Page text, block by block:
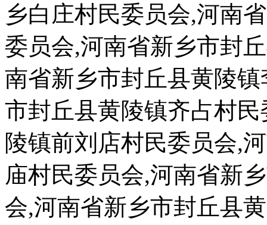
乡白庄村民委员会,河南
委员会,河南省新乡市封
南省新乡市封丘县黄陵
市封丘县黄陵镇齐占村
陵镇前刘店村民委员会,
庙村民委员会,河南省新
会,河南省新乡市封丘县